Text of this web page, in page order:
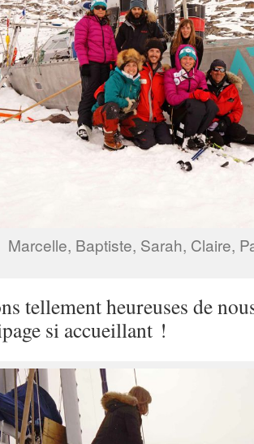
Marcelle, Baptiste, Sarah, Claire,
tellement heureuses de
si accueillant !